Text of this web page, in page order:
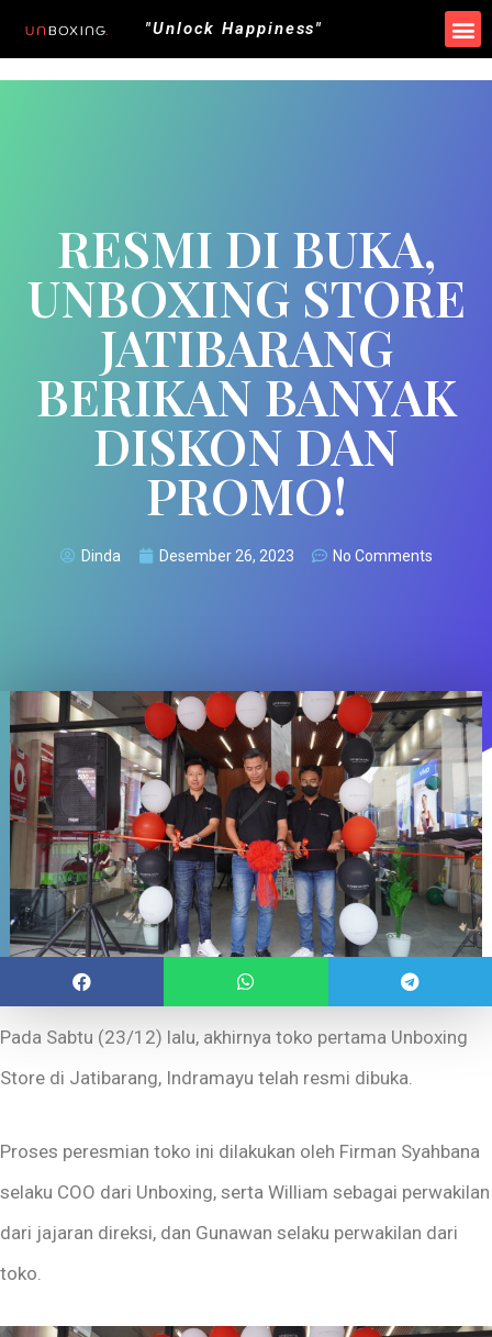
"Unlock Happiness"
RESMI DI BUKA,
UNBOXING STORE
JATIBARANG
BERIKAN BANYAK
DISKON DAN
PROMO!
Dinda Desember 26, 2023 No Comments
Pada Sabtu (23/12) lalu, akhirnya toko pertama Unboxing
Store di Jatibarang, Indramayu telah resmi dibuka.
Proses peresmian toko ini dilakukan oleh Firman Syahbana
selaku COO dari Unboxing, serta William sebagai perwakilan
dari jajaran direksi, dan Gunawan selaku perwakilan dari
toko.